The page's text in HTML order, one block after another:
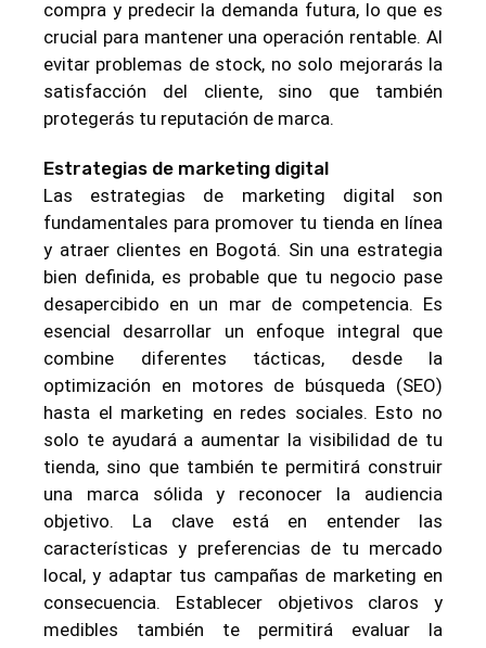
compra y predecir la demanda futura, lo que es
crucial para mantener una operación rentable. Al
evitar problemas de stock, no solo mejorarás la
satisfacción del cliente, sino que también
protegerás tu reputación de marca.
Estrategias de marketing digital
Las estrategias de marketing digital son
fundamentales para promover tu tienda en línea
y atraer clientes en Bogotá. Sin una estrategia
bien definida, es probable que tu negocio pase
desapercibido en un mar de competencia. Es
esencial desarrollar un enfoque integral que
combine diferentes tácticas, desde la
optimización en motores de búsqueda (SEO)
hasta el marketing en redes sociales. Esto no
solo te ayudará a aumentar la visibilidad de tu
tienda, sino que también te permitirá construir
una marca sólida y reconocer la audiencia
objetivo. La clave está en entender las
características y preferencias de tu mercado
local, y adaptar tus campañas de marketing en
consecuencia. Establecer objetivos claros y
medibles también te permitirá evaluar la